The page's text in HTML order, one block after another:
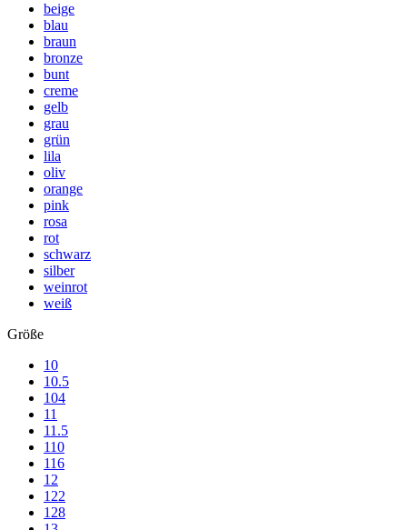
beige
blau
braun
bronze
bunt
creme
gelb
grau
grün
lila
oliv
orange
pink
rosa
rot
schwarz
silber
weinrot
weiß
Größe
10
10.5
104
11
11.5
110
116
12
122
128